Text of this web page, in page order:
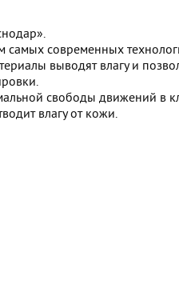
самых современных
выводят влагу и
свободы движений в
влагу от кожи.